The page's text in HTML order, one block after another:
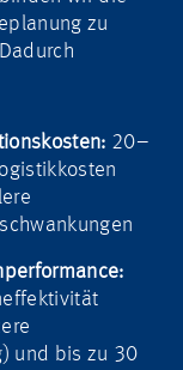
zu
20–
und bis zu 30